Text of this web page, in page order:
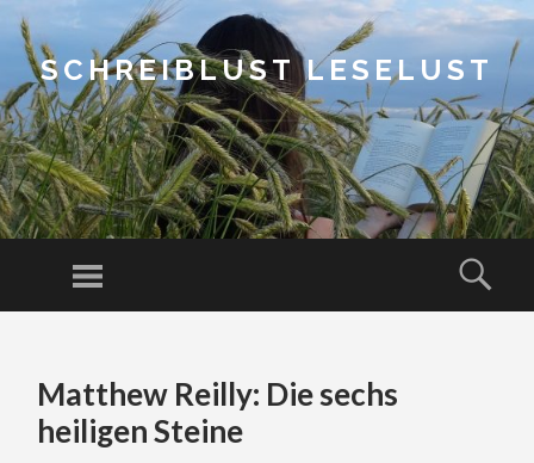
SCHREIBLUST LESELUST
Menu
CONTENTMatthew Reilly: Die sechs
heiligen Steine